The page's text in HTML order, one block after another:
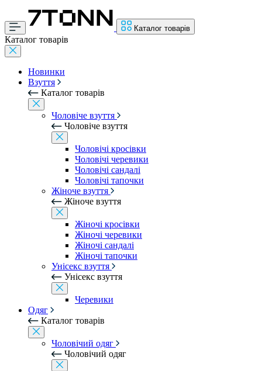
Каталог товарів
Каталог товарів
Новинки
Взуття
Каталог товарів
Чоловіче взуття
Чоловіче взуття
Чоловічі кросівки
Чоловічі черевики
Чоловічі сандалі
Чоловічі тапочки
Жіноче взуття
Жіноче взуття
Жіночі кросівки
Жіночі черевики
Жіночі сандалі
Жіночі тапочки
Унісекс взуття
Унісекс взуття
Черевики
Одяг
Каталог товарів
Чоловічий одяг
Чоловічий одяг